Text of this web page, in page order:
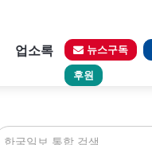
업소록 뉴스구독
후원